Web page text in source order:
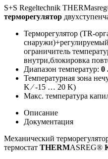
S+S Regeltechnik
терморегулятор
Терморегулятор (TR-
ограничитель
внутри,блокировка
Диапазон температур: 0
Температурная зона
K ⁄ -15 … 20 K)
Макс. температура
Описание
Документация
Механический
термостат THERMASREG®